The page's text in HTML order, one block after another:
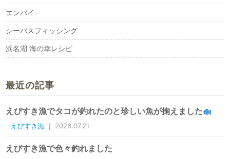
エンバイ
シーバスフィッシング
浜名湖 海の幸レシピ
最近の記事
えびすき漁でタコが釣れたのと珍しい魚が掬えました
えびすき漁 ｜ 2026.07.21
えびすき漁で色々釣れました